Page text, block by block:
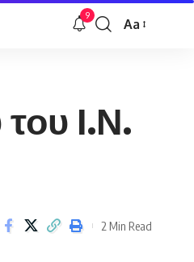
9
Font
Aa
Ι.Ν.
2 Min Read